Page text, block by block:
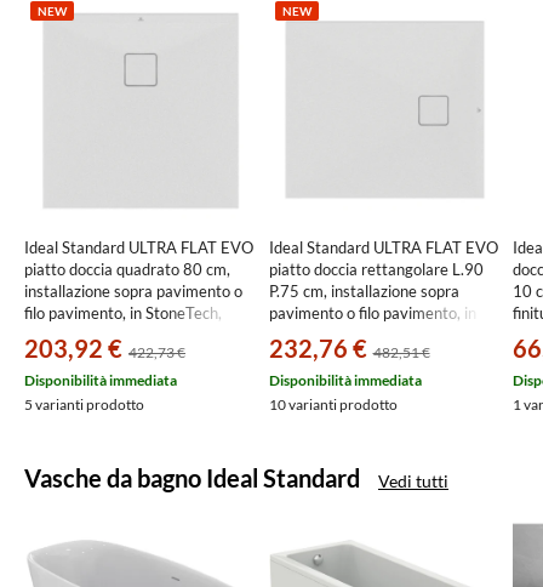
NEW
Ideal Standard ULTRA FLAT EVO
piatto doccia quadrato 80 cm,
installazione sopra pavimento o
filo pavimento, in StoneTech,
finitura opaco T5426FO
203,92 € 422,73 €
Disponibilità immediata
5 varianti prodotto
NEW
Ideal Standard ULTRA FLAT EVO
piatto doccia rettangolare L.90
P.75 cm, installazione sopra
pavimento o filo pavimento, in
scarico sul lato corto, colore
bianco seta finitura opaco
T5445FO
232,76 € 482,51 €
Disponibilità immediata
10 varianti prodotto
10
1
Vasche da bagno Ideal Standard Vedi tutti